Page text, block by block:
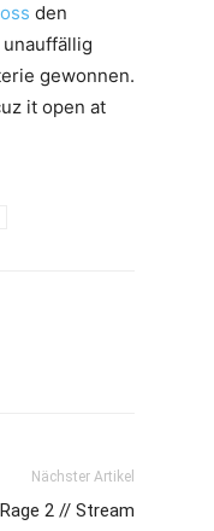
den
gewonnen.
it open at
Nächster Artikel
2 // Stream